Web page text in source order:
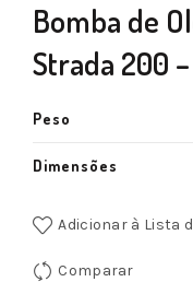
Bomba de
Strada 200
Peso
Dimensões
Adicionar à Lista
Comparar